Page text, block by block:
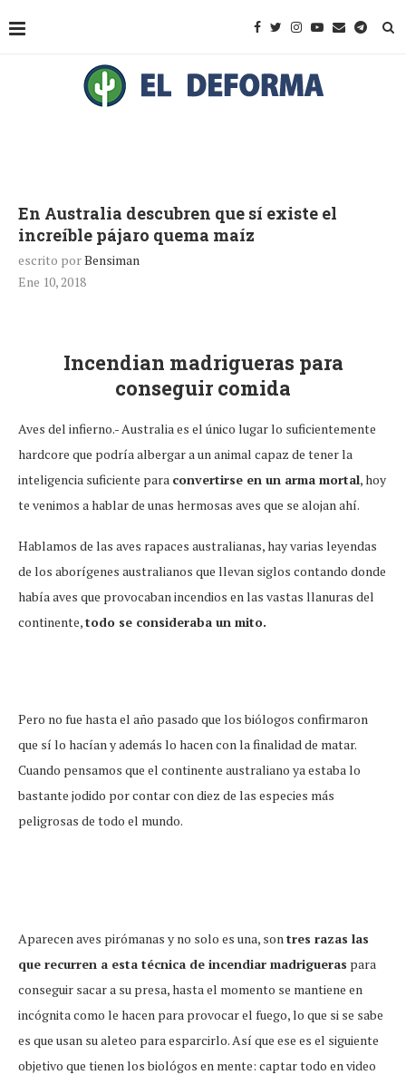
En Australia descubren que sí existe el
increíble pájaro quema maíz
escrito porBensiman
Ene 10, 2018
Incendian madrigueras para
conseguir comida
Aves del infierno.- Australia es el único lugar lo suficientemente
hardcore que podría albergar a un animal capaz de tener la
inteligencia suficiente para convertirse en un arma mortal, hoy
te venimos a hablar de unas hermosas aves que se alojan ahí.
Hablamos de las aves rapaces australianas, hay varias leyendas
de los aborígenes australianos que llevan siglos contando donde
había aves que provocaban incendios en las vastas llanuras del
continente,todo se consideraba un mito.
Pero no fue hasta el año pasado que los biólogos confirmaron
que sí lo hacían y además lo hacen con la finalidad de matar.
Cuando pensamos que el continente australiano ya estaba lo
bastante jodido por contar con diez de las especies más
peligrosas de todo el mundo.
Aparecen aves pirómanas y no solo es una, sontres razas las
que recurren a esta técnica de incendiar madrigueras para
conseguir sacar a su presa, hasta el momento se mantiene en
incógnita como le hacen para provocar el fuego, lo que si se sabe
es que usan su aleteo para esparcirlo. Así que ese es el siguiente
objetivo que tienen los biológos en mente: captar todo en video